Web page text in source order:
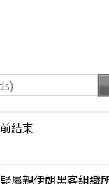
結束
屬親伊朗黑客組織